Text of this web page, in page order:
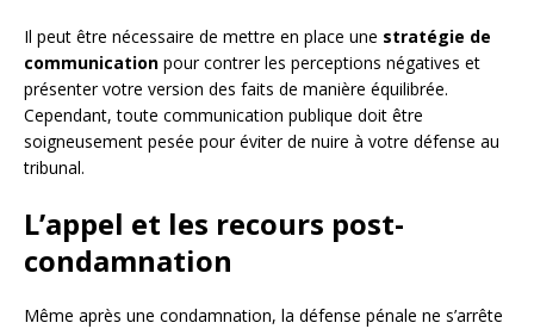
Il peut être nécessaire de mettre en place une stratégie de
communication pour contrer les perceptions négatives et
présenter votre version des faits de manière équilibrée.
Cependant, toute communication publique doit être
soigneusement pesée pour éviter de nuire à votre défense au
tribunal.
L’appel et les recours post-
condamnation
Même après une condamnation, la défense pénale ne s’arrête